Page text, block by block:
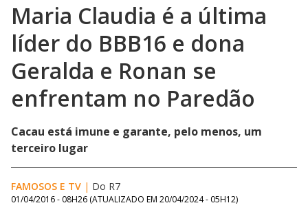
Maria Claudia é a última
líder do BBB16 e dona
Geralda e Ronan se
enfrentam no Paredão
Cacau está imune e garante, pelo menos, um
terceiro lugar
FAMOSOS E TV | Do R7
01/04/2016 - 08H26 (ATUALIZADO EM 20/04/2024 - 05H12)